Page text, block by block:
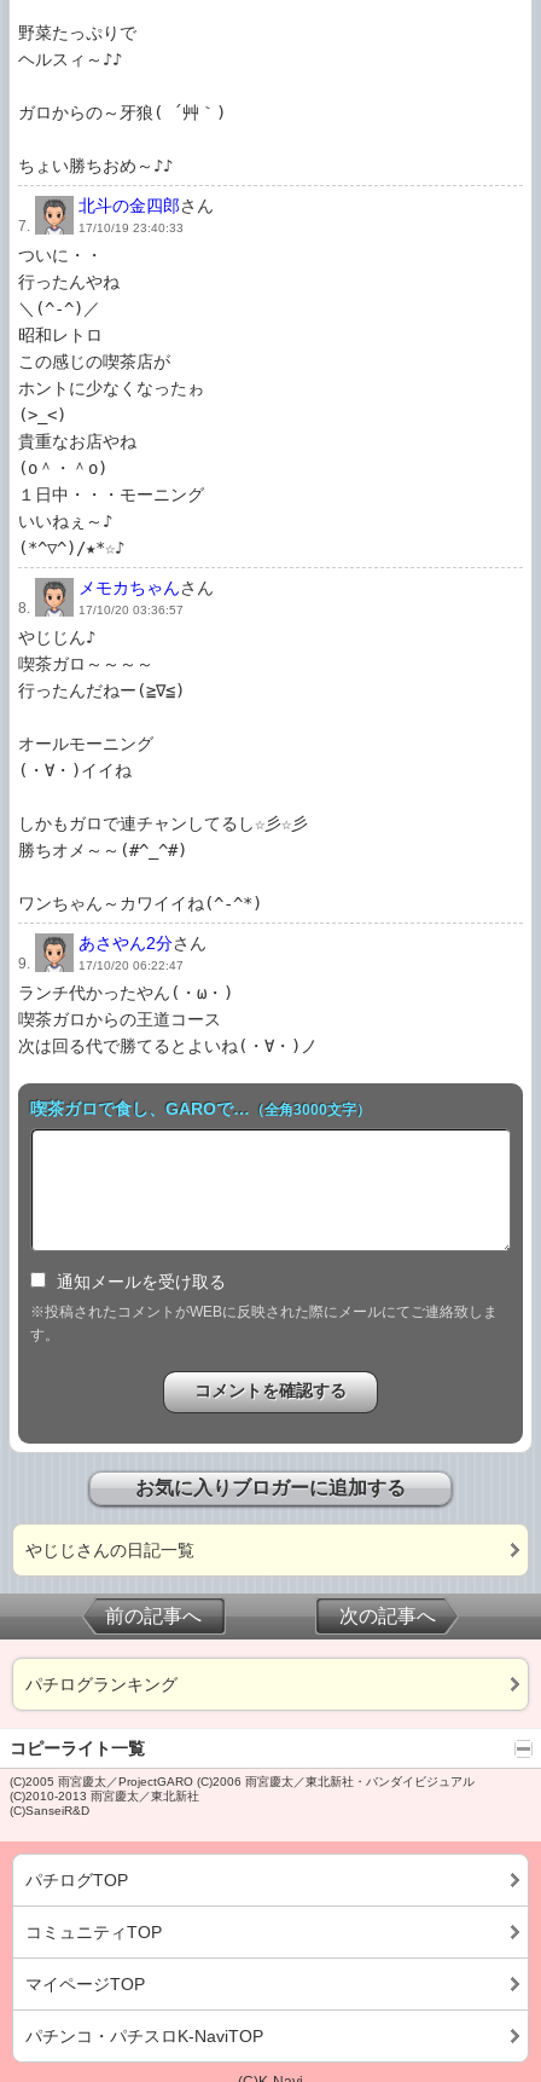
野菜たっぷりで
ヘルスィ～♪♪
ガロからの～牙狼( ´艸｀)
ちょい勝ちおめ～♪♪
7.
北斗の金四郎さん
17/10/19 23:40:33
ついに・・
行ったんやね
＼(^-^)／
昭和レトロ
この感じの喫茶店が
ホントに少なくなったゎ
(>_<)
貴重なお店やね
(o＾・＾o)
１日中・・・モーニング
いいねぇ～♪
8.
メモカちゃんさん
17/10/20 03:36:57
やじじん♪
喫茶ガロ～～～～
行ったんだねー(≧∇≦)
オールモーニング
(・∀・)イイね
しかもガロで連チャンしてるし☆彡☆彡
勝ちオメ～～(#^_^#)
ワンちゃん～カワイイね(^-^*)
9.
あさやん2分さん
17/10/20 06:22:47
ランチ代かったやん(・ω・)
喫茶ガロからの王道コース
次は回る代で勝てるとよいね(・∀・)ノ
喫茶ガロで食し、GAROで… （全角3000文字）
通知メールを受け取る
※投稿されたコメントがWEBに反映された際にメールにてご連絡致しま
す。
お気に入りブロガーに追加する
やじじさんの日記一覧
前の記事へ 次の記事へ
パチログランキング
コピーライト一覧
(C)2005 雨宮慶太／ProjectGARO (C)2006 雨宮慶太／東北新社・バンダイビジュアル
(C)2010-2013 雨宮慶太／東北新社
(C)SanseiR&D
パチログTOP
コミュニティTOP
マイページTOP
パチンコ・パチスロK-NaviTOP